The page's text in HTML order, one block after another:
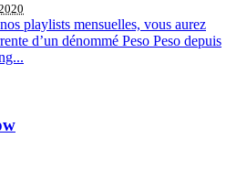
playlists mensuelles, vous aurez
d’un dénommé Peso Peso depuis